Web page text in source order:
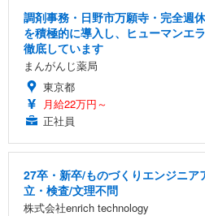
調剤事務・日野市万願寺・完全週
を積極的に導入し、ヒューマンエ
徹底しています
まんがんじ薬局
東京都
月給22万円～
正社員
27卒・新卒/ものづくりエンジニア
立・検査/文理不問
株式会社enrich technology